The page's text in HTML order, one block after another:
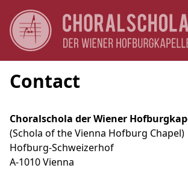
Contact
Choralschola der Wiener
(Schola of the Vienna Hofburg Chapel)
Hofburg-Schweizerhof
A-1010 Vienna